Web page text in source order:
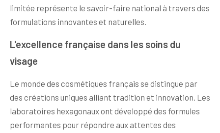
limitée représente le savoir-faire national à travers des
formulations innovantes et naturelles.
L'excellence française dans les soins du
visage
Le monde des cosmétiques français se distingue par
des créations uniques alliant tradition et innovation. Les
laboratoires hexagonaux ont développé des formules
performantes pour répondre aux attentes des